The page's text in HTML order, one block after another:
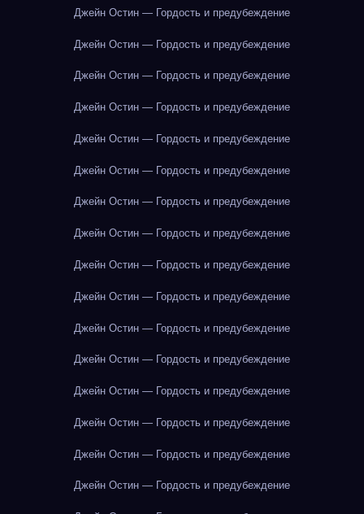
Джейн Остин — Гордость и предубеждение
Джейн Остин — Гордость и предубеждение
Джейн Остин — Гордость и предубеждение
Джейн Остин — Гордость и предубеждение
Джейн Остин — Гордость и предубеждение
Джейн Остин — Гордость и предубеждение
Джейн Остин — Гордость и предубеждение
Джейн Остин — Гордость и предубеждение
Джейн Остин — Гордость и предубеждение
Джейн Остин — Гордость и предубеждение
Джейн Остин — Гордость и предубеждение
Джейн Остин — Гордость и предубеждение
Джейн Остин — Гордость и предубеждение
Джейн Остин — Гордость и предубеждение
Джейн Остин — Гордость и предубеждение
Джейн Остин — Гордость и предубеждение